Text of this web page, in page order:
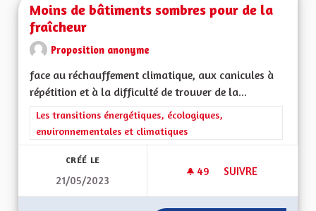
Moins de bâtiments sombres pour de la
fraîcheur
Proposition anonyme
face au réchauffement climatique, aux canicules à
répétition et à la difficulté de trouver de la...
Filtrer les résultats de la catégorie : Les transitions
Les transitions énergétiques, écologiques,
environnementales et climatiques
CRÉÉ LE
21/05/2023
49 49 ABONNÉS
SUIVRE